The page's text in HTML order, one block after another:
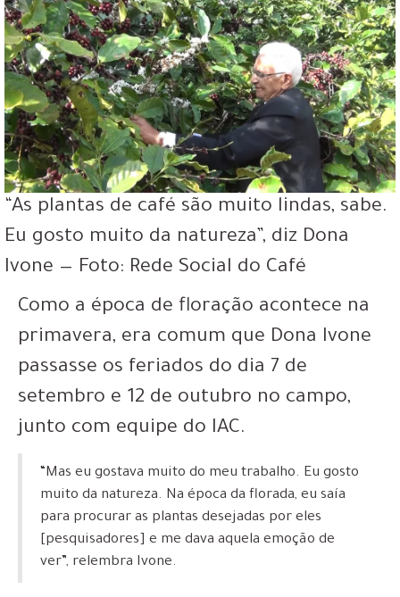
“As plantas de café são muito lindas, sabe.
Eu gosto muito da natureza”, diz Dona
Ivone — Foto: Rede Social do Café
Como a época de floração acontece na
primavera, era comum que Dona Ivone
passasse os feriados do dia 7 de
setembro e 12 de outubro no campo,
junto com equipe do IAC.
“Mas eu gostava muito do meu trabalho. Eu gosto
muito da natureza. Na época da florada, eu saía
para procurar as plantas desejadas por eles
[pesquisadores] e me dava aquela emoção de
ver”, relembra Ivone.